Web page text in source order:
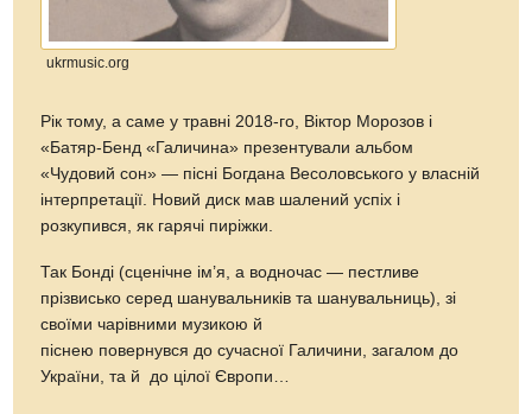
ukrmusic.org
Рік тому, а саме у травні 2018-го, Віктор Морозов і
«Батяр-Бенд «Галичина» презентували альбом
«Чудовий сон» — пісні Богдана Весоловського у власній
інтерпретації. Новий диск мав шалений успіх і
розкупився, як гарячі пиріжки.
Так Бонді (сценічне ім’я, а водночас — пестливе
прізвисько серед шанувальників та шанувальниць), зі
своїми чарівними музикою й
піснею повернувся до сучасної Галичини, загалом до
України, та й до цілої Європи…